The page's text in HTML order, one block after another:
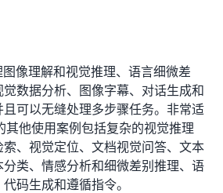
像理解和视觉推理、语言细微差
数据分析、图像字幕、对话生成和
可以无缝处理多步骤任务。非常适
其他使用案例包括复杂的视觉推理
、视觉定位、文档视觉问答、文本
类、情感分析和细微差别推理、语
码生成和遵循指令。